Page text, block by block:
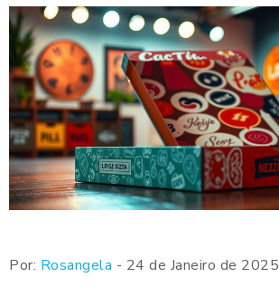
Por: Rosangela - 24 de Janeiro de 2025